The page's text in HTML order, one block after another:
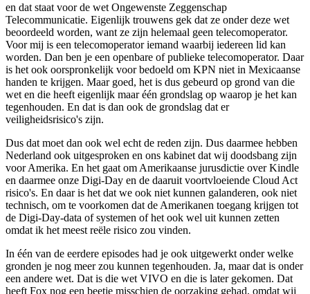
en dat staat voor de wet Ongewenste Zeggenschap
Telecommunicatie. Eigenlijk trouwens gek dat ze onder deze wet
beoordeeld worden, want ze zijn helemaal geen telecomoperator.
Voor mij is een telecomoperator iemand waarbij iedereen lid kan
worden. Dan ben je een openbare of publieke telecomoperator. Daar
is het ook oorspronkelijk voor bedoeld om KPN niet in Mexicaanse
handen te krijgen. Maar goed, het is dus gebeurd op grond van die
wet en die heeft eigenlijk maar één grondslag op waarop je het kan
tegenhouden. En dat is dan ook de grondslag dat er
veiligheidsrisico's zijn.
Dus dat moet dan ook wel echt de reden zijn. Dus daarmee hebben
Nederland ook uitgesproken en ons kabinet dat wij doodsbang zijn
voor Amerika. En het gaat om Amerikaanse jurusdictie over Kindle
en daarmee onze Digi-Day en de daaruit voortvloeiende Cloud Act
risico's. En daar is het dat we ook niet kunnen galanderen, ook niet
technisch, om te voorkomen dat de Amerikanen toegang krijgen tot
de Digi-Day-data of systemen of het ook wel uit kunnen zetten
omdat ik het meest reële risico zou vinden.
In één van de eerdere episodes had je ook uitgewerkt onder welke
gronden je nog meer zou kunnen tegenhouden. Ja, maar dat is onder
een andere wet. Dat is die wet VIVO en die is later gekomen. Dat
heeft Fox nog een beetje misschien de oorzaking gehad, omdat wij